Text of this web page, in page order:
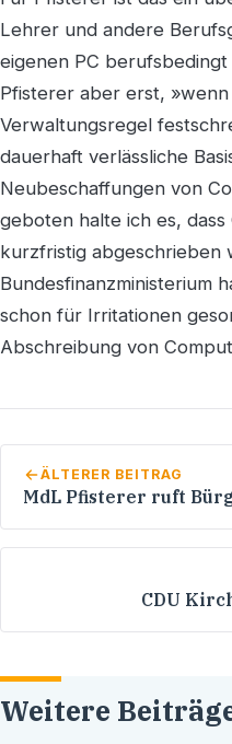
Lehrer und andere
eigenen PC
Pfisterer aber erst,
Verwaltungsregel
dauerhaft verlässliche
Neubeschaffungen von
geboten halte ich es,
kurzfristig abgeschrieben
Bundesfinanzministerium
schon für Irritationen
Abschreibung von
ÄLTERER BEITRAG
MdL Pfisterer ruft
CDU
Weitere